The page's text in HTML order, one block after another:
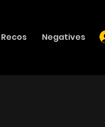
Recos Negatives